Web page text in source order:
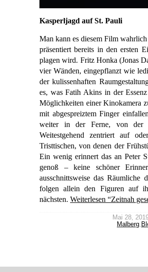
Kasperljagd auf St. Pauli
Man kann es diesem Film
präsentiert bereits in den ersten
plagen wird. Fritz Honka (Jonas
vier Wänden, eingepflanzt wie
der kulissenhaften
es, was Fatih Akins in der
Möglichkeiten einer Kinokamera
mit abgespreiztem Finger
weiter in der Ferne, von der
Weitestgehend zentriert auf
Tristtischen, von denen der
Ein wenig erinnert das an Peter
genoß – keine schöner
ausschnittsweise das Räumliche
folgen allein den Figuren auf
nächsten. Weiterlesen “Zeitnah
Mai 28,
Malberg,